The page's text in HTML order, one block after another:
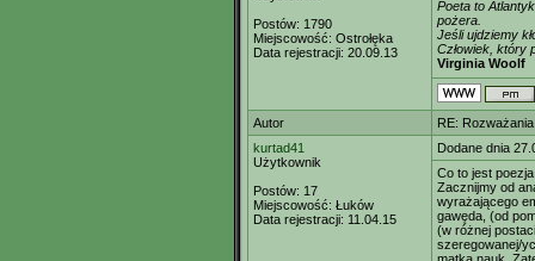
Postów: 1790
Miejscowość: Ostrołęka
Data rejestracji: 20.09.13
Poeta to
pożera.
Jeśli ujdziemy
Człowiek, który
Virginia Woolf
Autor
RE:
kurtad41
Użytkownik
Postów: 17
Miejscowość: Łuków
Data rejestracji: 11.04.15
Dodane dnia
Co to jest poezja
Zacznijmy od
wyrażającego
gawęda, (od
(w różnej
szeregowanej/